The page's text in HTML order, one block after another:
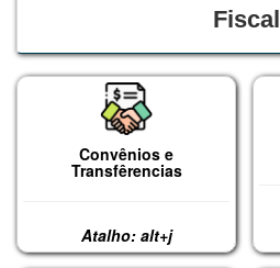
Fiscal
Convênios e
Transfêrencias
Atalho: alt+j